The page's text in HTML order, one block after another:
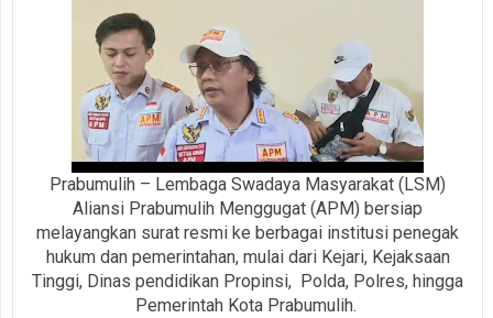
Prabumulih – Lembaga Swadaya Masyarakat (LSM)
Aliansi Prabumulih Menggugat (APM) bersiap
melayangkan surat resmi ke berbagai institusi penegak
hukum dan pemerintahan, mulai dari Kejari, Kejaksaan
Tinggi, Dinas pendidikan Propinsi, Polda, Polres, hingga
Pemerintah Kota Prabumulih.